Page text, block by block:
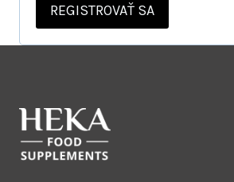
REGISTROVAŤ SA